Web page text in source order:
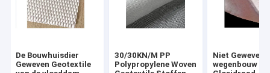
De Bouwhuisdier
Geweven Geotextile
30/30KN/M PP
Polypropylene Woven
Niet Geweven
wegenbouw